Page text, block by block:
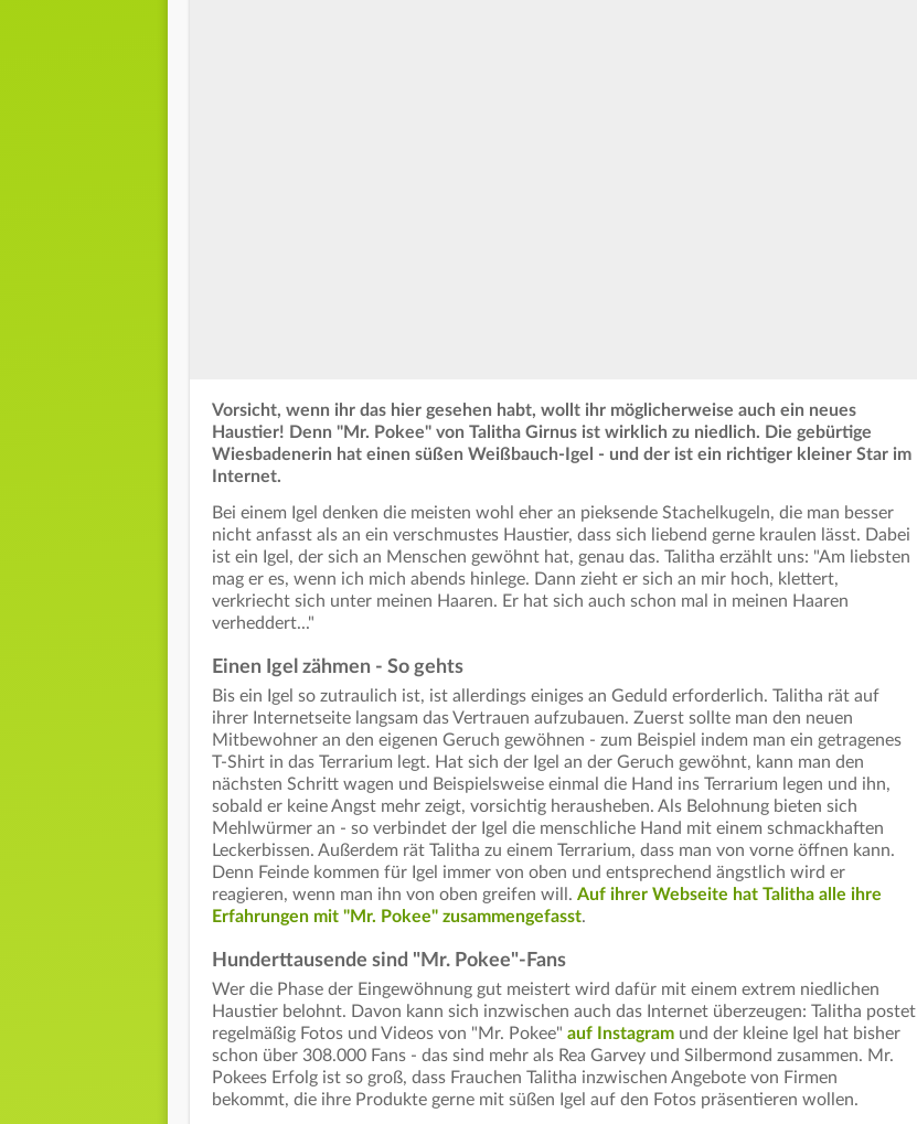
Vorsicht, wenn ihr das hier gesehen habt, wollt ihr möglicherweise auch ein neues
Haustier! Denn "Mr. Pokee" von Talitha Girnus ist wirklich zu niedlich. Die gebürtige
Wiesbadenerin hat einen süßen Weißbauch-Igel - und der ist ein richtiger kleiner Star im
Internet.
Bei einem Igel denken die meisten wohl eher an pieksende Stachelkugeln, die man besser
nicht anfasst als an ein verschmustes Haustier, dass sich liebend gerne kraulen lässt. Dabei
ist ein Igel, der sich an Menschen gewöhnt hat, genau das. Talitha erzählt uns: "Am liebsten
mag er es, wenn ich mich abends hinlege. Dann zieht er sich an mir hoch, klettert,
verkriecht sich unter meinen Haaren. Er hat sich auch schon mal in meinen Haaren
verheddert..."
Einen Igel zähmen - So gehts
Bis ein Igel so zutraulich ist, ist allerdings einiges an Geduld erforderlich. Talitha rät auf
ihrer Internetseite langsam das Vertrauen aufzubauen. Zuerst sollte man den neuen
Mitbewohner an den eigenen Geruch gewöhnen - zum Beispiel indem man ein getragenes
T-Shirt in das Terrarium legt. Hat sich der Igel an der Geruch gewöhnt, kann man den
nächsten Schritt wagen und Beispielsweise einmal die Hand ins Terrarium legen und ihn,
sobald er keine Angst mehr zeigt, vorsichtig herausheben. Als Belohnung bieten sich
Mehlwürmer an - so verbindet der Igel die menschliche Hand mit einem schmackhaften
Leckerbissen. Außerdem rät Talitha zu einem Terrarium, dass man von vorne öffnen kann.
Denn Feinde kommen für Igel immer von oben und entsprechend ängstlich wird er
reagieren, wenn man ihn von oben greifen will. Auf ihrer Webseite hat Talitha alle ihre
Erfahrungen mit "Mr. Pokee" zusammengefasst.
Hunderttausende sind "Mr. Pokee"-Fans
Wer die Phase der Eingewöhnung gut meistert wird dafür mit einem extrem niedlichen
Haustier belohnt. Davon kann sich inzwischen auch das Internet überzeugen: Talitha postet
regelmäßig Fotos und Videos von "Mr. Pokee" auf Instagram und der kleine Igel hat bisher
schon über 308.000 Fans - das sind mehr als Rea Garvey und Silbermond zusammen. Mr.
Pokees Erfolg ist so groß, dass Frauchen Talitha inzwischen Angebote von Firmen
bekommt, die ihre Produkte gerne mit süßen Igel auf den Fotos präsentieren wollen.